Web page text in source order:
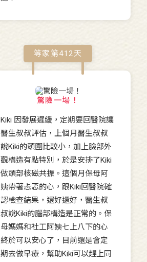
等家第412天
驚險一場！
Kiki 因發展遲緩，定期要回醫院讓
醫生叔叔評估，上個月醫生叔叔
說Kiki的頭圍比較小，加上臉部外
觀構造有點特別，於是安排了Kiki
做頭部核磁共振。這個月保母阿
姨帶著忐忑的心，跟Kiki回醫院確
認檢查結果，還好還好，醫生叔
叔說Kiki的腦部構造是正常的。保
母媽媽和社工阿姨七上八下的心
終於可以安心了，目前還是會定
期去做早療，幫助Kiki可以趕上同